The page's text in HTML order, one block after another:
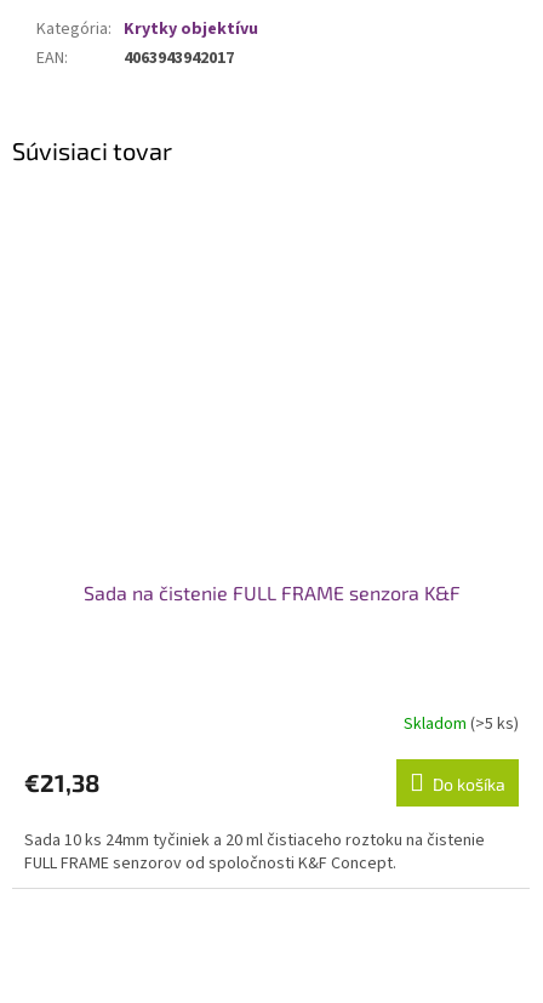
Súvisiaci tovar
Sada na čistenie FULL FRAME senzora K&F
Skladom (>5 ks)
€21,38 Do košíka
Sada 10 ks 24mm tyčiniek a 20 ml čistiaceho roztoku na čistenie
FULL FRAME senzorov od spoločnosti K&F Concept.
Kategória: Krytky objektívu
EAN: 4063943942017